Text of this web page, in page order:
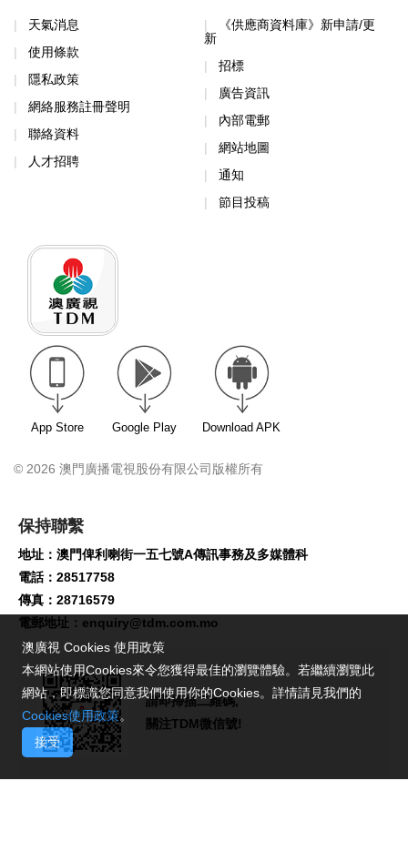
天氣消息
使用條款
隱私政策
網絡服務註冊聲明
聯絡資料
人才招聘
《供應商資料庫》新申請/更
新
招標
廣告資訊
內部電郵
網站地圖
通知
節目投稿
App Store Google Play Download APK
© 2026 澳門廣播電視股份有限公司版權所有
保持聯繫
地址：澳門俾利喇街一五七號A傳訊事務及多媒體科
電話：28517758
傳真：28716579
電郵地址： enquiry@tdm.com.mo
請即掃描二維碼,
關注TDM微信號!
澳廣視 Cookies 使用政策
本網站使用Cookies來令您獲得最佳的瀏覽體驗。若繼續瀏覽此
網站，即標識您同意我們使用你的Cookies。詳情請見我們的
Cookies使用政策。
接受